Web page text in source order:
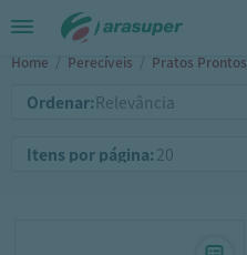
Home / Perecíveis / Pratos Prontos
Ordenar:
Itens por página: